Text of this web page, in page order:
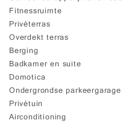
Fitnessruimte
Privéterras
Overdekt terras
Berging
Badkamer en suite
Domotica
Ondergrondse parkeergarage
Privétuin
Airconditioning